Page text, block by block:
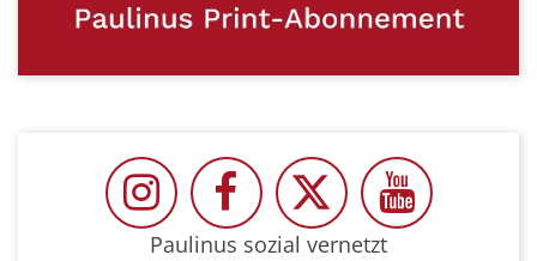
Paulinus auf Instragram
Paulinus auf Facebook
Paulinus auf
Paulinus
Paulinus sozial vernetzt